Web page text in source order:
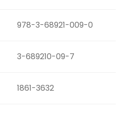
978-3-68921-009-0
3-689210-09-7
1861-3632